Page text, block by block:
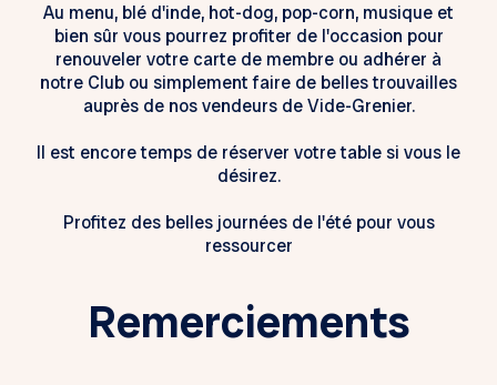
Au menu, blé d'inde, hot-dog, pop-corn, musique et
bien sûr vous pourrez profiter de l'occasion pour
renouveler votre carte de membre ou adhérer à
notre Club ou simplement faire de belles trouvailles
auprès de nos vendeurs de Vide-Grenier.
Il est encore temps de réserver votre table si vous le
désirez.
Profitez des belles journées de l'été pour vous
ressourcer
Remerciements